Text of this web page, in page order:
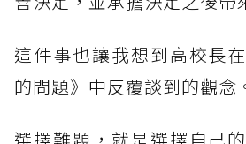
這件事也讓我想到高校長
的問題》中反覆談到的觀念